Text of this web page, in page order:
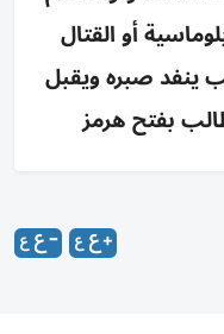
أو القتال
ينفد صبره ويقبل